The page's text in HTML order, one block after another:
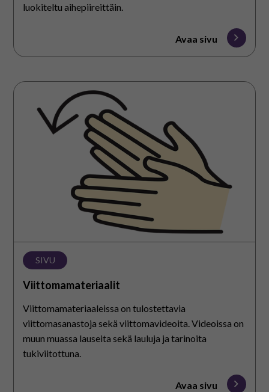
luokiteltu aihepiireittäin.
Avaa sivu
Viittomamateriaalit
SIVU
Viittomamateriaalit
Viittomamateriaaleissa on tulostettavia
viittomasanastoja sekä viittomavideoita. Videoissa on
muun muassa lauseita sekä lauluja ja tarinoita
tukiviitottuna.
Avaa sivu